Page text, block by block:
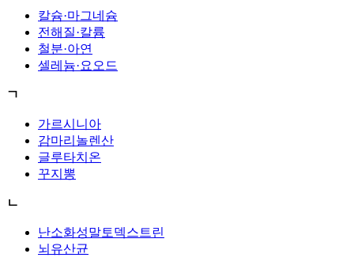
칼슘·마그네슘
전해질·칼륨
철분·아연
셀레늄·요오드
ㄱ
가르시니아
감마리놀렌산
글루타치온
꾸지뽕
ㄴ
난소화성말토덱스트린
뇌유산균